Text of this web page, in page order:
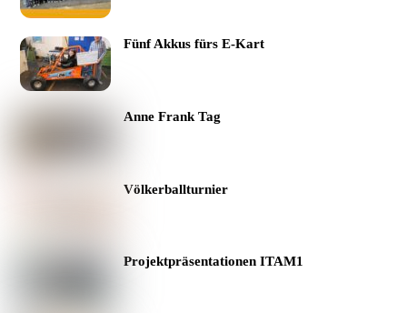
Fünf Akkus fürs E-Kart
Anne Frank Tag
Völkerballturnier
Projektpräsentationen ITAM1